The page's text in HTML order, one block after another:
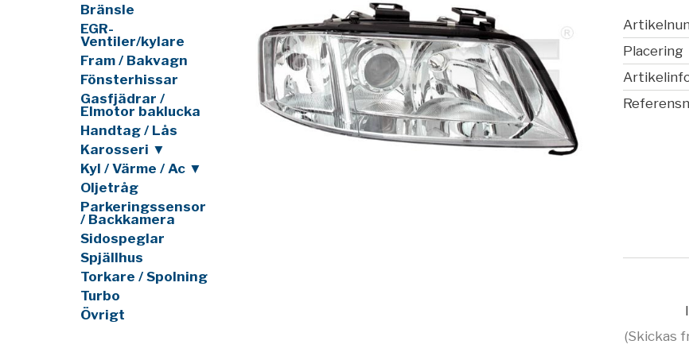
Bränsle
EGR-
Ventiler/kylare
Fram / Bakvagn
Fönsterhissar
Gasfjädrar /
Elmotor baklucka
Handtag / Lås
Karosseri ▼
Kyl / Värme / Ac ▼
Oljetråg
Parkeringssensor
/ Backkamera
Sidospeglar
Spjällhus
Torkare / Spolning
Turbo
Övrigt
Placering
(Skickas